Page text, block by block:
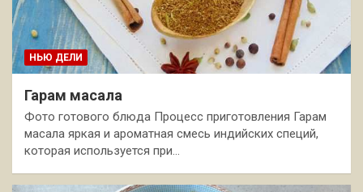
НЬЮ ДЕЛИ
Гарам масала
Фото готового блюда Процесс приготовления Гарам
масала яркая и ароматная смесь индийских специй,
которая используется при…